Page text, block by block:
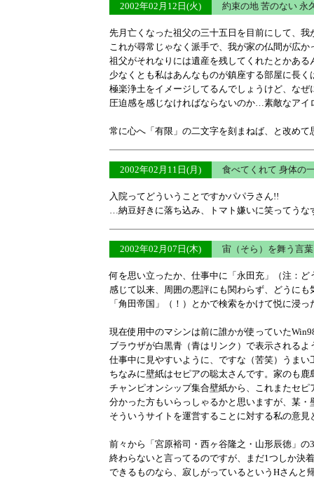
2002年02月12日(火) 約束の地 苦のない
先月亡くなった祖父の三十五日を目前にして、
これが尋常じゃなく派手で、我が家の仏間が広か
祖父がそれなりには遺産を残してくれたとかある
少なくとも私はあんなものが鎮座する部屋に長
極楽浄土をイメージしてるんでしょうけど、なぜ
圧迫感を感じなければならないのか…素敵なアイ
常に心へ「有限」の二文字を刻まねば、と改めて
2002年02月11日(月) 食べてくれて 身体の
入院ってどういうことですかパパラさん!!
…納豆好きに落ち込み、トマト嫌いに笑ってうな
2002年02月07日(木) 宙（そら）を舞う
何を思い立ったか、仕事中に「永田充」（注：
感じて以来、周囲の悪評にも関わらず、どうに
「角田帝国」（！）とかで検索をかけて悦に浸っ
現在使用中のマシンは前に誰かが使っていた
ブラウザが白黒青（青はリンク）で表示される
仕事中に見やすいように、ですな（苦笑）うま
ちなみに壁紙はセピアの聡太さんです。家のも
チャンピオンシップ集合壁紙から、これまたセピ
分かった方もいらっしゃるかと思いますが、某
そういうサイトを運営することに対する私の意
前々から「宮原裕司・西ヶ谷隆之・山形辰徳」の
終わらないと言ってるのですが、まだ1つしか決
できるものなら、寂しがっているというHさんと